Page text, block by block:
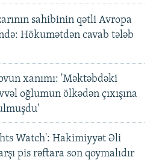
sahibinin qətli Avropa
Hökumətdən cavab tələb
xanımı: 'Məktəbdəki
oğlumun ölkədən çıxışına
Watch': Hakimiyyət Əli
pis rəftara son qoymalıdır